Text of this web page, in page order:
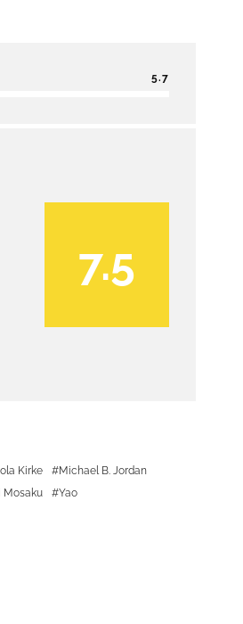
5.7
7.5
Kirke
Michael B. Jordan
Mosaku Yao